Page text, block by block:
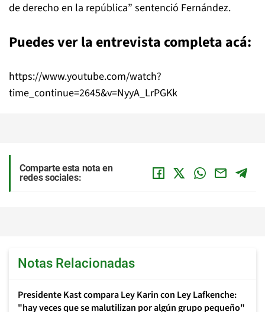
de derecho en la república” sentenció Fernández.
Puedes ver la entrevista completa acá:
https://www.youtube.com/watch?
time_continue=2645&v=NyyA_LrPGKk
Comparte esta nota en
redes sociales:
Notas Relacionadas
Presidente Kast compara Ley Karin con Ley Lafkenche:
"hay veces que se malutilizan por algún grupo pequeño"